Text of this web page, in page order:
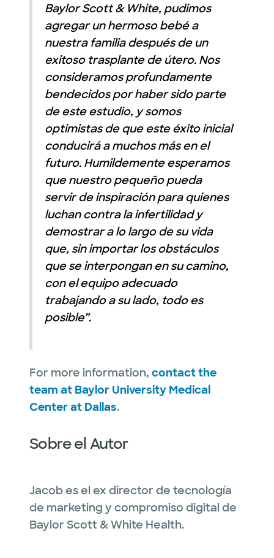
Baylor Scott & White, pudimos
agregar un hermoso bebé a
nuestra familia después de un
exitoso trasplante de útero. Nos
consideramos profundamente
bendecidos por haber sido parte
de este estudio, y somos
optimistas de que este éxito inicial
conducirá a muchos más en el
futuro. Humildemente esperamos
que nuestro pequeño pueda
servir de inspiración para quienes
luchan contra la infertilidad y
demostrar a lo largo de su vida
que, sin importar los obstáculos
que se interpongan en su camino,
con el equipo adecuado
trabajando a su lado, todo es
posible”.
For more information, contact the
team at Baylor University Medical
Center at Dallas.
Sobre el Autor
Jacob es el ex director de tecnología
de marketing y compromiso digital de
Baylor Scott & White Health.